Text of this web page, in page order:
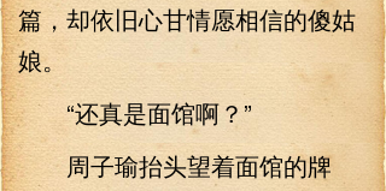
篇，却依旧心甘情愿相信的傻姑
娘。
“还真是面馆啊？”
周子瑜抬头望着面馆的牌